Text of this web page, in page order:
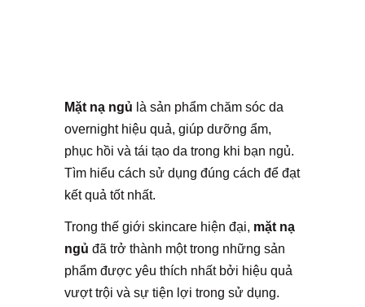
Mặt nạ ngủ là sản phẩm chăm sóc da
overnight hiệu quả, giúp dưỡng ẩm,
phục hồi và tái tạo da trong khi bạn ngủ.
Tìm hiểu cách sử dụng đúng cách để đạt
kết quả tốt nhất.
Trong thế giới skincare hiện đại, mặt nạ
ngủ đã trở thành một trong những sản
phẩm được yêu thích nhất bởi hiệu quả
vượt trội và sự tiện lợi trong sử dụng.